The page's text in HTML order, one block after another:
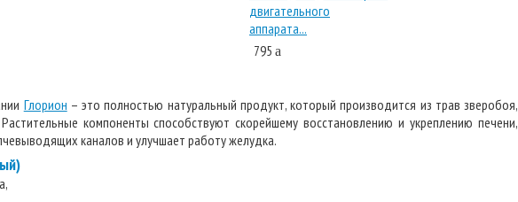
795 a
Глорион – это полностью натуральный продукт, который производится из трав зверобоя,
компоненты способствуют скорейшему восстановлению и укреплению печени,
каналов и улучшает работу желудка.